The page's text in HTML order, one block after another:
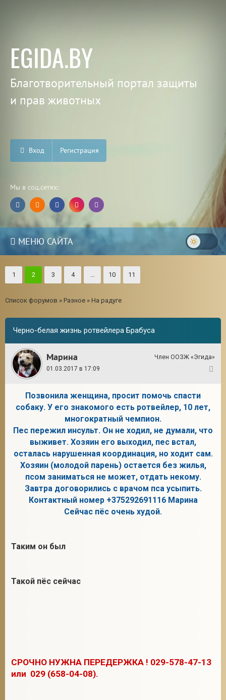
EGIDA.BY
Благотворительный портал защиты
и прав животных
Вход Регистрация
Мы в соц.сетях:
МЕНЮ САЙТА
1 2 3 4 … 10 11
Список форумов » Разное » На радуге
Черно-белая жизнь ротвейлера Брабуса
Марина
Член ООЗЖ «Эгида»
01.03.2017 в 17:09
Позвонила женщина, просит помочь спасти
собаку. У его знакомого есть ротвейлер, 10 лет,
многократный чемпион.
Пес пережил инсульт. Он не ходил, не думали, что
выживет. Хозяин его выходил, пес встал,
осталась нарушенная координация, но ходит сам.
Хозяин (молодой парень) остается без жилья,
псом заниматься не может, отдать некому.
Завтра договорились с врачом пса усыпить.
Контактный номер +375292691116 Марина
Сейчас пёс очень худой.
Таким он был
Такой пёс сейчас
СРОЧНО НУЖНА ПЕРЕДЕРЖКА ! 029-578-47-13
или 029 (658-04-08).